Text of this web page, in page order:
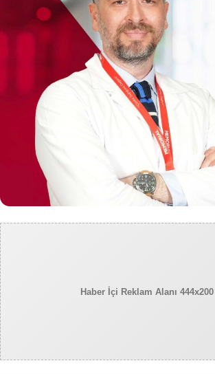
Haber İçi Reklam Alanı 444x200